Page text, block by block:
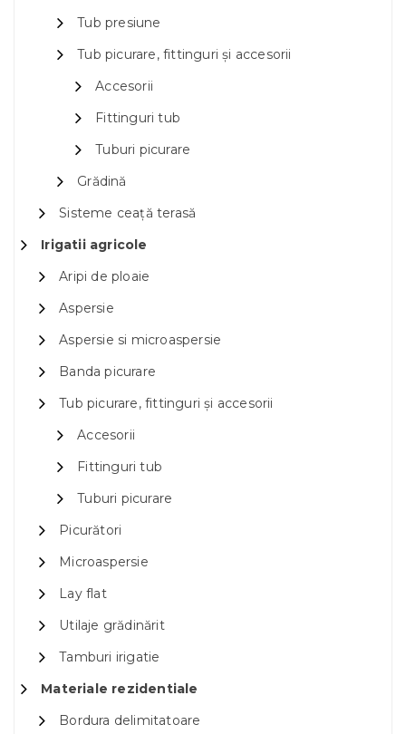
Tub presiune
Tub picurare, fittinguri și accesorii
Accesorii
Fittinguri tub
Tuburi picurare
Grădină
Sisteme ceață terasă
Irigatii agricole
Aripi de ploaie
Aspersie
Aspersie si microaspersie
Banda picurare
Tub picurare, fittinguri și accesorii
Accesorii
Fittinguri tub
Tuburi picurare
Picurători
Microaspersie
Lay flat
Utilaje grădinărit
Tamburi irigatie
Materiale rezidentiale
Bordura delimitatoare